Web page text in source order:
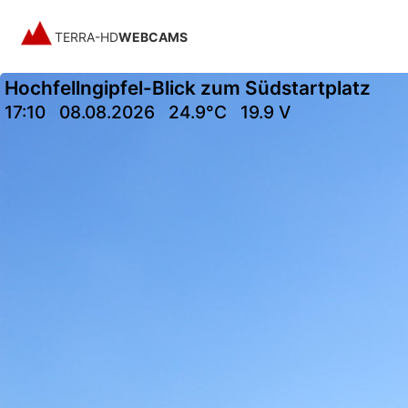
TERRA-HDWEBCAMS
Hochfellngipfel-Blick zum Südstartplatz
17:10 08.08.2026 24.9°C 19.9 V